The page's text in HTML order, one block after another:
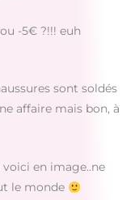
-5€ ?!!! euh
sont soldés
affaire mais bon, à
en image..ne
le monde